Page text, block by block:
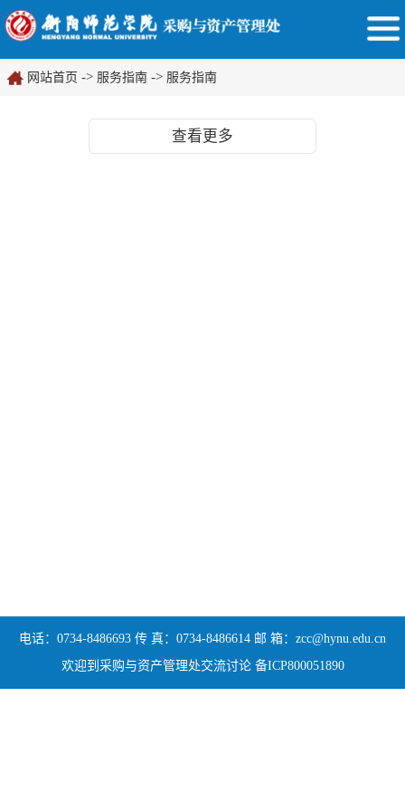
网站首页 -> 服务指南 -> 服务指南
查看更多
电话：0734-8486693 传 真：0734-8486614 邮 箱：zcc@hynu.edu.cn
欢迎到采购与资产管理处交流讨论 备ICP800051890